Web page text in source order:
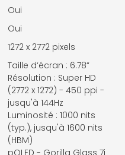
Oui
Oui
1272 x 2772 pixels
Taille d‘écran : 6.78“
Résolution : Super HD
(2772 x 1272) - 450 ppi -
jusqu'à 144Hz
Luminosité : 1000 nits
(typ.), jusqu'à 1600 nits
(HBM)
pOLED - Gorilla Glass 7i